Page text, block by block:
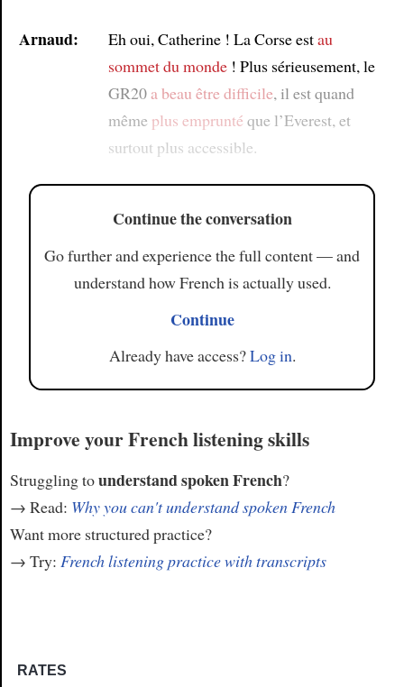
Arnaud: Eh oui, Catherine ! La Corse estau
sommet du monde! Plus sérieusement, le
GR20a beau être difficile, il est quand
même plus emprunté que l’Everest, et
surtout plus accessible.
Continue the conversation
Go further and experience the full content — and
understand how French is actually used.
Continue
Already have access?Log in.
Improve your French listening skills
Struggling tounderstand spoken French?
→ Read: Why you can't understand spoken French
Want more structured practice?
→ Try: French listening practice with transcripts
RATES